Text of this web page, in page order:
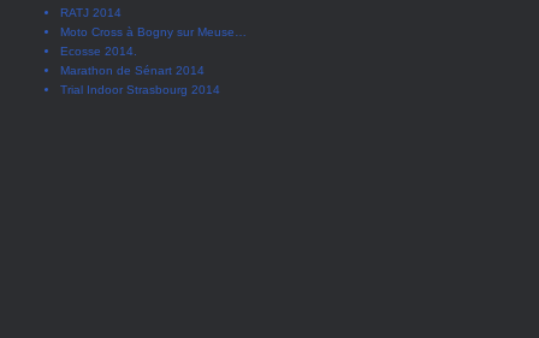
RATJ 2014
Moto Cross à Bogny sur Meuse…
Ecosse 2014.
Marathon de Sénart 2014
Trial Indoor Strasbourg 2014